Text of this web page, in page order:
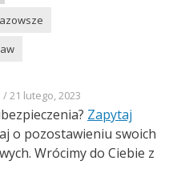
21 lutego, 2023
Zapytaj
o pozostawieniu swoich
Wrócimy do Ciebie z